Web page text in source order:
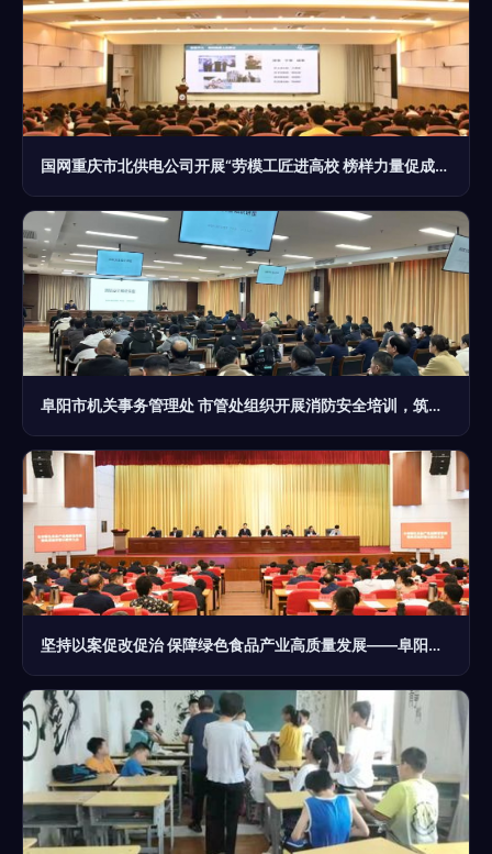
国网重庆市北供电公司开展“劳模工匠进高校 榜样力量促成长”宣讲活动
阜阳市机关事务管理处 市管处组织开展消防安全培训，筑牢安全防线
坚持以案促改促治 保障绿色食品产业高质量发展——阜阳市委书记刘玉杰专题培训班上的讲话精神